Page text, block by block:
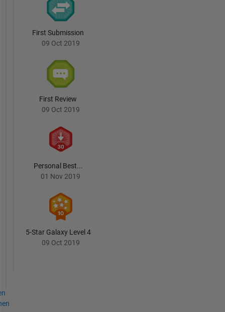
First Submission
09 Oct 2019
First Review
09 Oct 2019
Personal Best...
01 Nov 2019
5-Star Galaxy Level 4
09 Oct 2019